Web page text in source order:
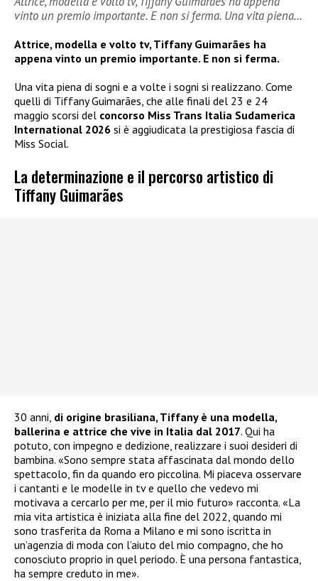
vinto un premio importante. E non si ferma. Una vita piena…
Attrice, modella e volto tv, Tiffany Guimarães ha
appena vinto un premio importante. E non si ferma.
Una vita piena di sogni e a volte i sogni si realizzano. Come
quelli di Tiffany Guimarães, che alle finali del 23 e 24
maggio scorsi del concorso Miss Trans Italia Sudamerica
International 2026 si è aggiudicata la prestigiosa fascia di
Miss Social.
La determinazione e il percorso artistico di
Tiffany Guimarães
30 anni, di origine brasiliana, Tiffany è una modella,
ballerina e attrice che vive in Italia dal 2017. Qui ha
potuto, con impegno e dedizione, realizzare i suoi desideri di
bambina. «Sono sempre stata affascinata dal mondo dello
spettacolo, fin da quando ero piccolina. Mi piaceva osservare
i cantanti e le modelle in tv e quello che vedevo mi
motivava a cercarlo per me, per il mio futuro» racconta. «La
mia vita artistica è iniziata alla fine del 2022, quando mi
sono trasferita da Roma a Milano e mi sono iscritta in
un’agenzia di moda con l’aiuto del mio compagno, che ho
conosciuto proprio in quel periodo. È una persona fantastica,
ha sempre creduto in me».